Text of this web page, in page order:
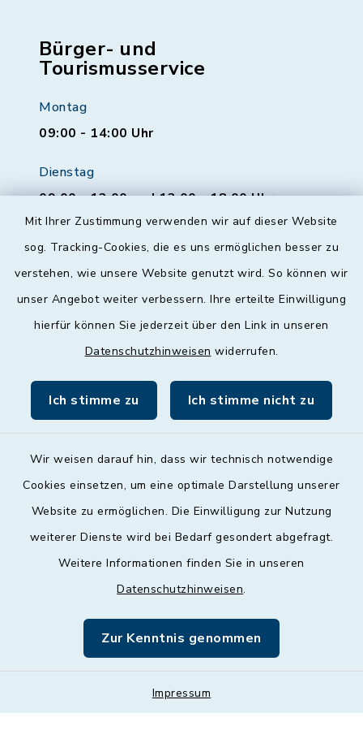
Mit Ihrer Zustimmung verwenden wir auf dieser Website
sog. Tracking-Cookies, die es uns ermöglichen besser zu
verstehen, wie unsere Website genutzt wird. So können wir
unser Angebot weiter verbessern. Ihre erteilte Einwilligung
hierfür können Sie jederzeit über den Link in unseren
Datenschutzhinweisen widerrufen.
Ich stimme zu Ich stimme nicht zu
Wir weisen darauf hin, dass wir technisch notwendige
Cookies einsetzen, um eine optimale Darstellung unserer
Website zu ermöglichen. Die Einwilligung zur Nutzung
weiterer Dienste wird bei Bedarf gesondert abgefragt.
Weitere Informationen finden Sie in unseren
Datenschutzhinweisen.
Zur Kenntnis genommen
Impressum
Bürger- und
Tourismusservice
Montag
09:00 - 14:00 Uhr
Dienstag
09:00 - 12:00 und 13:00 - 18:00 Uhr
Donnerstag
09:00 - 12:00 und 13:00 - 18:00 Uhr
09:00 - 12:00 Uhr
Barrierefreiheit
Sitemap